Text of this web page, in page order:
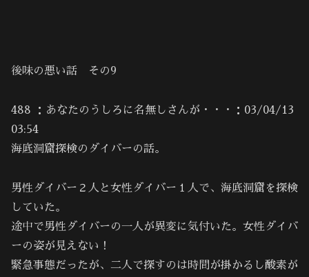
後味の悪い話 その9
488 ：あなたのうしろに名無しさんが・・・：03/04/13
03:54
海底洞窟探検のダイバーの話。
男性ダイバー２人と女性ダイバー１人で、海底洞窟を探検
していた。
途中で男性ダイバーの一人が異変に気付いた。女性ダイバ
ーの姿が見えない！
緊急事態だったが、二人で探すのは時間が掛かるし酸素が